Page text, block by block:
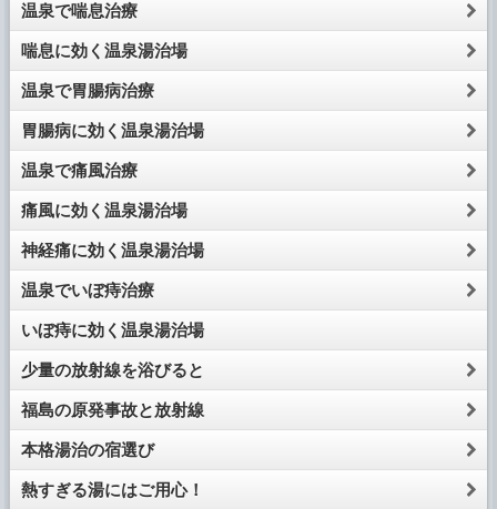
温泉で喘息治療
喘息に効く温泉湯治場
温泉で胃腸病治療
胃腸病に効く温泉湯治場
温泉で痛風治療
痛風に効く温泉湯治場
神経痛に効く温泉湯治場
温泉でいぼ痔治療
いぼ痔に効く温泉湯治場
少量の放射線を浴びると
福島の原発事故と放射線
本格湯治の宿選び
熱すぎる湯にはご用心！